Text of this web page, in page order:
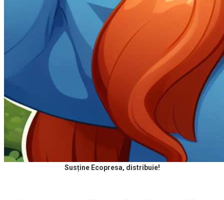
Susține Ecopresa, distribuie!